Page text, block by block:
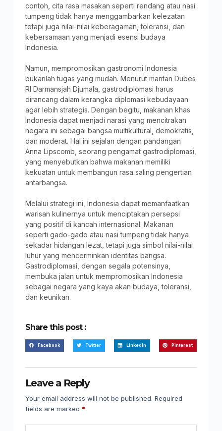
contoh, cita rasa masakan seperti rendang atau nasi
tumpeng tidak hanya menggambarkan kelezatan
tetapi juga nilai-nilai keberagaman, toleransi, dan
kebersamaan yang menjadi esensi budaya
Indonesia.
Namun, mempromosikan gastronomi Indonesia
bukanlah tugas yang mudah. Menurut mantan Dubes
RI Darmansjah Djumala, gastrodiplomasi harus
dirancang dalam kerangka diplomasi kebudayaan
agar lebih strategis. Dengan begitu, makanan khas
Indonesia dapat menjadi narasi yang mencitrakan
negara ini sebagai bangsa multikultural, demokratis,
dan moderat. Hal ini sejalan dengan pandangan
Anna Lipscomb, seorang pengamat gastrodiplomasi,
yang menyebutkan bahwa makanan memiliki
kekuatan untuk membangun rasa saling pengertian
antarbangsa.
Melalui strategi ini, Indonesia dapat memanfaatkan
warisan kulinernya untuk menciptakan persepsi
yang positif di kancah internasional. Makanan
seperti gado-gado atau nasi tumpeng tidak hanya
sekadar hidangan lezat, tetapi juga simbol nilai-nilai
luhur yang mencerminkan identitas bangsa.
Gastrodiplomasi, dengan segala potensinya,
membuka jalan untuk mempromosikan Indonesia
sebagai negara yang kaya akan budaya, toleransi,
dan keunikan.
Share this post :
Facebook Twitter LinkedIn Pinterest
Leave a Reply
Your email address will not be published. Required
fields are marked *